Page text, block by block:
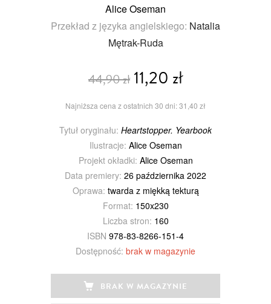
Alice Oseman
Przekład z języka angielskiego: Natalia
Mętrak-Ruda
44,90 zł11,20 zł
Najniższa cena z ostatnich 30 dni: 31,40 zł
Tytuł oryginału: Heartstopper. Yearbook
Ilustracje: Alice Oseman
Projekt okładki: Alice Oseman
Data premiery: 26 października 2022
Oprawa: twarda z miękką tekturą
Format: 150x230
Liczba stron: 160
ISBN 978-83-8266-151-4
Dostępność: brak w magazynie
BRAK W MAGAZYNIE